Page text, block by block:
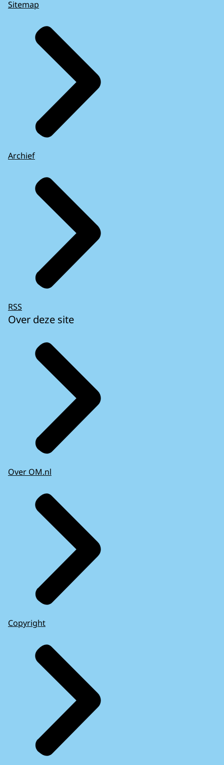
Sitemap
Archief
RSS
Over deze site
Over OM.nl
Copyright